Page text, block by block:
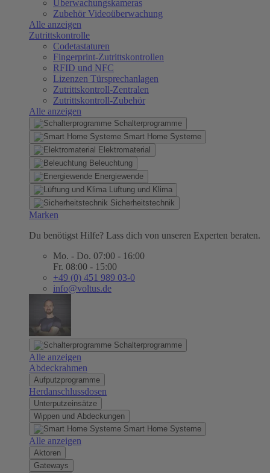
Überwachungskameras
Zubehör Videoüberwachung
Alle anzeigen
Zutrittskontrolle
Codetastaturen
Fingerprint-Zutrittskontrollen
RFID und NFC
Lizenzen Türsprechanlagen
Zutrittskontroll-Zentralen
Zutrittskontroll-Zubehör
Alle anzeigen
Schalterprogramme
Smart Home Systeme
Elektromaterial
Beleuchtung
Energiewende
Lüftung und Klima
Sicherheitstechnik
Marken
Du benötigst Hilfe? Lass dich von unseren Experten beraten.
Mo. - Do. 07:00 - 16:00
Fr. 08:00 - 15:00
+49 (0) 451 989 03-0
info@voltus.de
Schalterprogramme
Alle anzeigen
Abdeckrahmen
Aufputzprogramme
Herdanschlussdosen
Unterputzeinsätze
Wippen und Abdeckungen
Smart Home Systeme
Alle anzeigen
Aktoren
Gateways